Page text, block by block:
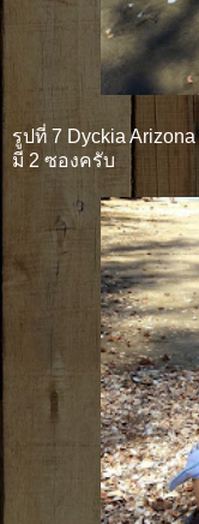
รูปที่ 7 Dyckia
มี 2 ซองครับ